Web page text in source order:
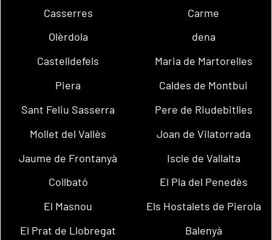
Casserres
Carme
Olèrdola
dena
Castelldefels
Maria de Martorelles
Piera
Caldes de Montbui
Sant Feliu Sasserra
Pere de Riudebitlles
Mollet del Vallès
Joan de Vilatorrada
Jaume de Frontanyà
Iscle de Vallalta
Collbató
El Pla del Penedès
El Masnou
Els Hostalets de Pierola
El Prat de Llobregat
Balenyà